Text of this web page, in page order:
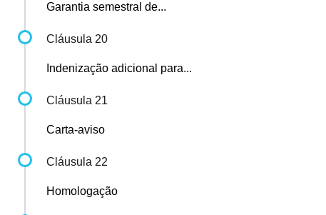
Garantia semestral de...
Cláusula 20
Indenização adicional para...
Cláusula 21
Carta-aviso
Cláusula 22
Homologação